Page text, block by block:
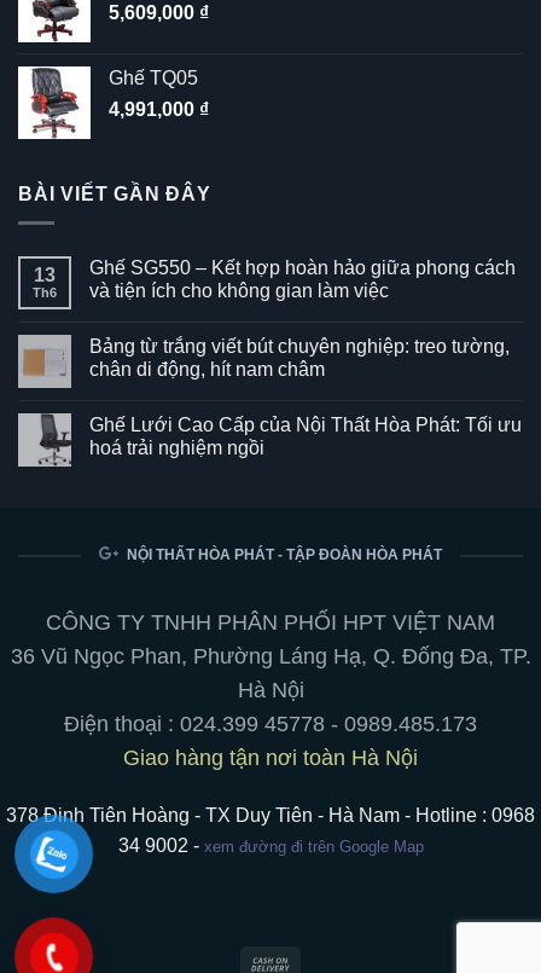
5,609,000 ₫
Ghế TQ05
4,991,000 ₫
BÀI VIẾT GẦN ĐÂY
13
Th6
Ghế SG550 – Kết hợp hoàn hảo giữa phong cách
và tiện ích cho không gian làm việc
bình
luận
ở
–
Kết
hợp
và
không
gian
việc
Bảng từ trắng viết bút chuyên nghiệp: treo tường,
chân di động, hít nam châm
bình
luận
ở
chuyên
chân
di
hít
Ghế Lưới Cao Cấp của Nội Thất Hòa Phát: Tối ưu
hoá trải nghiệm ngồi
Ghế
của
Nội
Hòa
hoá
trải
nghiệm
NỘI THẤT HÒA PHÁT - TẬP ĐOÀN HÒA PHÁT
CÔNG TY TNHH PHÂN PHỐI HPT VIỆT NAM
36 Vũ Ngọc Phan, Phường Láng Hạ, Q. Đống Đa, TP.
Hà Nội
Điện thoại : 024.399 45778 - 0989.485.173
Giao hàng tận nơi toàn Hà Nội
378 Đinh Tiên Hoàng - TX Duy Tiên - Hà Nam - Hotline : 0968
34 9002 - xem đường đi trên Google Map